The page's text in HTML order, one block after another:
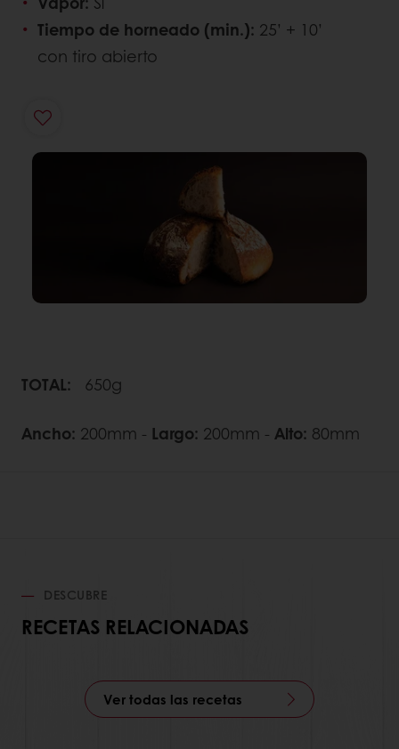
Tiempo de horneado (min.): 25’ + 10’
con tiro abierto
TOTAL: 650g
Ancho: 200mm - Largo: 200mm - Alto: 80mm
DESCUBRE
RECETAS RELACIONADAS
Ver todas las recetas